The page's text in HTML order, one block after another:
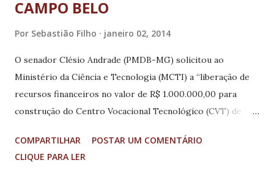
CAMPO BELO
Por Sebastião Filho janeiro 02, 2014
O senador Clésio Andrade (PMDB-MG) solicitou ao
Ministério da Ciência e Tecnologia (MCTI) a “liberação de
recursos financeiros no valor de R$ 1.000.000,00 para
construção do Centro Vocacional Tecnológico (CVT) de
senador Clésio Andrade são provenientes do Fundo
Nacional de Desenvolvimento Científico e Tecnológico
COMPARTILHAR
POSTAR UM COMENTÁRIO
CLIQUE PARA LER